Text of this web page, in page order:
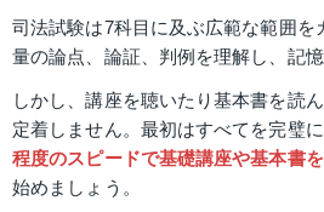
司法試験は7科目に及ぶ広範な範囲を
量の論点、論証、判例を理解し、記
しかし、講座を聴いたり基本書を読
定着しません。最初はすべてを完璧
程度のスピードで基礎講座や基本書
始めましょう。